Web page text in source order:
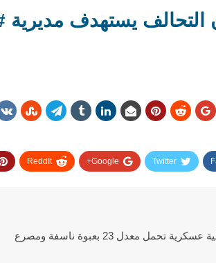
يستهدف مديرية
Twitter
Google+
ReddIt
عاجل | #الجوف: انفجار آلية عسكرية تحمل معدل 23 بعبوة ناسفة ومصرع